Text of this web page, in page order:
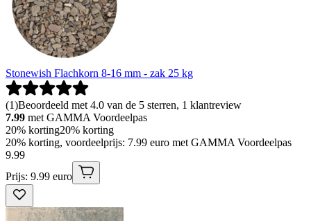
Stonewish Flachkorn 8-16 mm - zak 25 kg
(1)Beoordeeld met 4.0 van de 5 sterren, 1 klantreview
7.99 met GAMMA Voordeelpas
20% korting20% korting
20% korting, voordeelprijs: 7.99 euro met GAMMA Voordeelpas
9.99
Prijs: 9.99 euro